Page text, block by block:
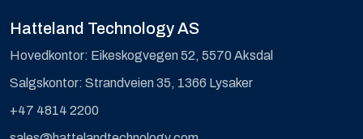
Hatteland Technology AS
Hovedkontor: Eikeskogvegen 52, 5570 Aksdal
Salgskontor: Strandveien 35, 1366 Lysaker
+47 4814 2200